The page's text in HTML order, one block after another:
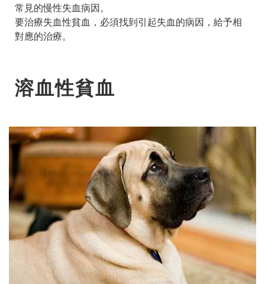
常見的慢性失血病因。
要治療失血性貧血，必須找到引起失血的病因，給予相
對應的治療。
溶血性貧血